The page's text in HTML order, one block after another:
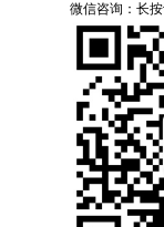
微信咨询：长